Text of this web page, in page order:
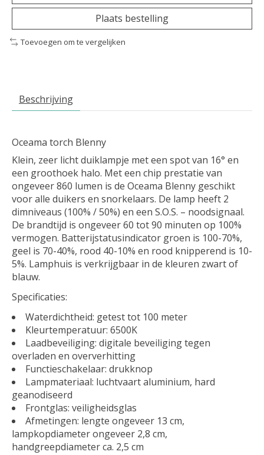
Plaats bestelling
Toevoegen om te vergelijken
Beschrijving
Oceama torch Blenny
Klein, zeer licht duiklampje met een spot van 16° en
een groothoek halo. Met een chip prestatie van
ongeveer 860 lumen is de Oceama Blenny geschikt
voor alle duikers en snorkelaars. De lamp heeft 2
dimniveaus (100% / 50%) en een S.O.S. – noodsignaal.
De brandtijd is ongeveer 60 tot 90 minuten op 100%
vermogen. Batterijstatusindicator groen is 100-70%,
geel is 70-40%, rood 40-10% en rood knipperend is 10-
5%. Lamphuis is verkrijgbaar in de kleuren zwart of
blauw.
Specificaties:
Waterdichtheid: getest tot 100 meter
Kleurtemperatuur: 6500K
Laadbeveiliging: digitale beveiliging tegen
overladen en oververhitting
Functieschakelaar: drukknop
Lampmateriaal: luchtvaart aluminium, hard
geanodiseerd
Frontglas: veiligheidsglas
Afmetingen: lengte ongeveer 13 cm,
lampkopdiameter ongeveer 2,8 cm,
handgreepdiameter ca. 2,5 cm